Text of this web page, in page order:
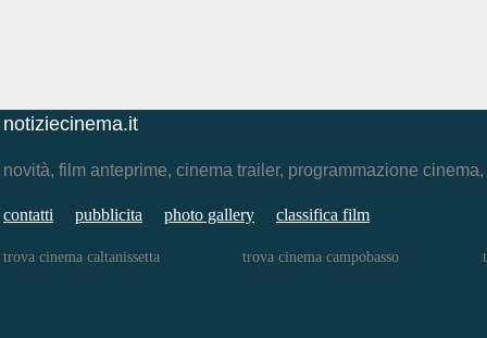
notiziecinema.it
novità, film anteprime, cinema trailer, programmazione
contatti pubblicita photo gallery classifica film
trova cinema caltanissetta trova cinema campobasso